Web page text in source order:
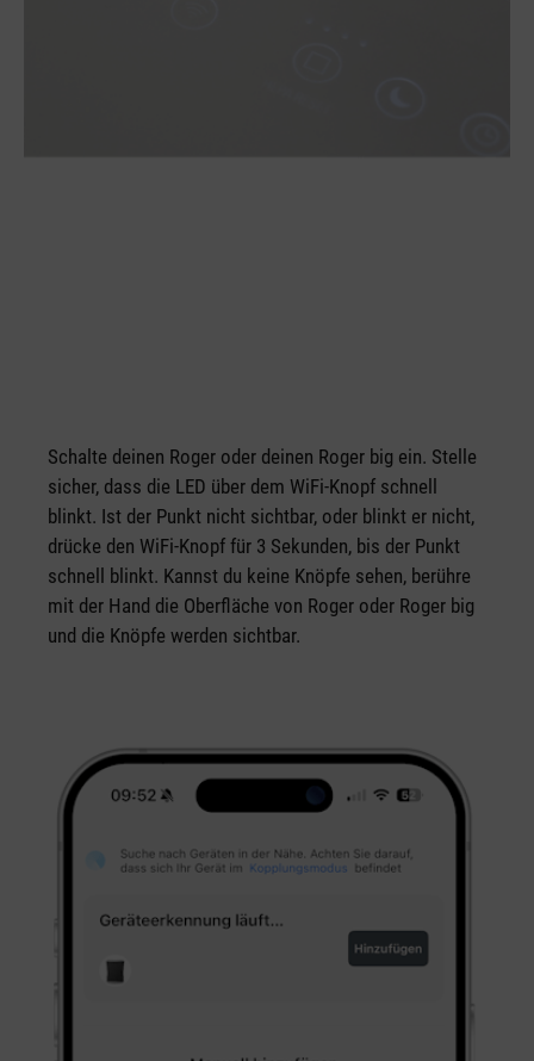
Schalte deinen Roger oder deinen Roger big ein. Stelle
sicher, dass die LED über dem WiFi-Knopf schnell
blinkt. Ist der Punkt nicht sichtbar, oder blinkt er nicht,
drücke den WiFi-Knopf für 3 Sekunden, bis der Punkt
schnell blinkt. Kannst du keine Knöpfe sehen, berühre
mit der Hand die Oberfläche von Roger oder Roger big
und die Knöpfe werden sichtbar.